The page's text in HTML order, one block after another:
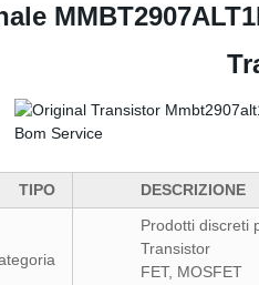
TIPO DESCRIZIONE
Prodotti discreti
Transistor
FET, MOSFET